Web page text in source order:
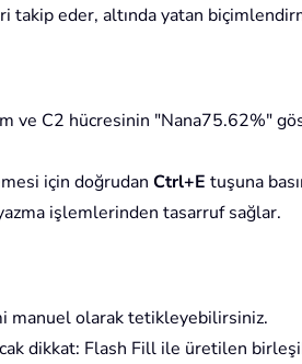
takip eder, altında yatan
ve C2 hücresinin "Nana75.62%"
için doğrudan Ctrl+E tuşuna
işlemlerinden tasarruf sağlar.
manuel olarak tetikleyebilirsiniz.
dikkat: Flash Fill ile üretilen